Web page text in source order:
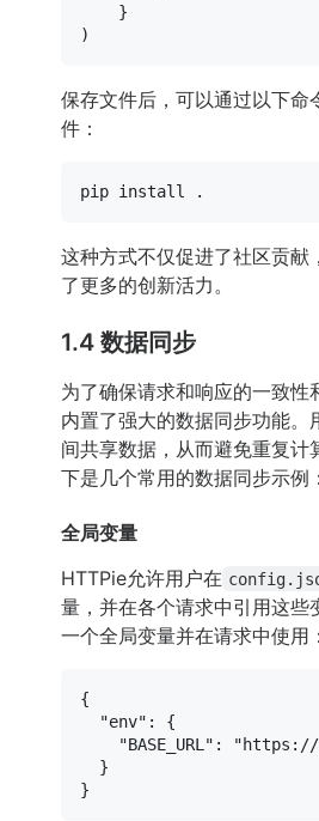
    }
保存文件后，可以通过以下命
件：
这种方式不仅促进了社区贡献
了更多的创新活力。
1.4 数据同步
为了确保请求和响应的一致性
内置了强大的数据同步功能。
间共享数据，从而避免重复计
下是几个常用的数据同步示例：
全局变量
HTTPie允许用户在
量，并在各个请求中引用这些
一个全局变量并在请求中使用：
{
"env" :
{
"BASE_URL" :
"https://
}
}